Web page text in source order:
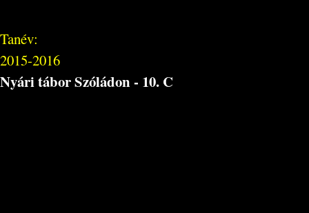
Tanév:
2015-2016
Nyári tábor Szóládon - 10. C